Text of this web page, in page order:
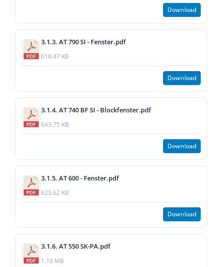
Download
3.1.3. AT 790 SI - Fenster.pdf
618.47 KB
Download
3.1.4. AT 740 BF SI - Blockfenster.pdf
643.75 KB
Download
3.1.5. AT 600 - Fenster.pdf
625.62 KB
Download
3.1.6. AT 550 SK-PA.pdf
1.16 MB